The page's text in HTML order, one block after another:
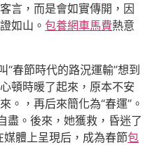
言，而是會如實傳開，因
如山。 包養網車馬費熱意
“春節時代的路況運輸”想到
頓時暖了起來，原本不安
。，再后來簡化為“春運”。
盡。後來，她獲救，昏迷了
媒體上呈現后，成為春節包